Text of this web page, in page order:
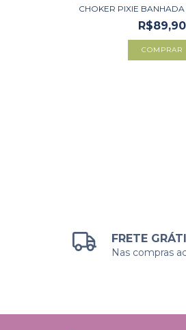
CHOKER PIXIE
R$89,90
FRETE
Nas compras